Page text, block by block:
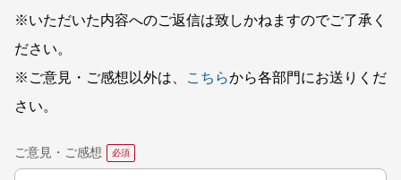
※いただいた内容へのご返信は致しかねますのでご了承く
ださい。
※ご意見・ご感想以外は、
こちらから各部門にお送りくだ
さい。
ご意見・ご感想